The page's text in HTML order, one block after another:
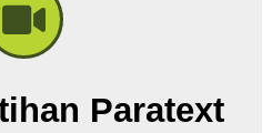
Paratext​